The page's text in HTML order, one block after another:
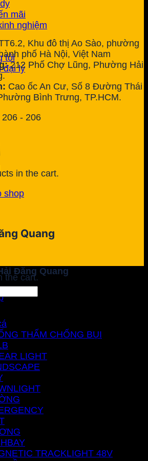
mãi
nghiệm
tôi
đại lý
in the cart.
shop
the cart.
Khu đô thị Ao Sào, phường
phố Hà Nội, Việt Nam
212 Phố Chợ Lũng, Phường Hải
Cao ốc An Cư, Số 8 Đường Thái
Bình Trưng, TP.HCM.
- 206
Quang
Đăng Quang
THẤM CHỐNG BỤI
LIGHT
TRACKLIGHT 48V